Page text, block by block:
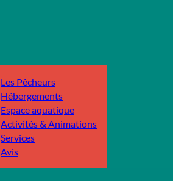
Les Pêcheurs
Hébergements
Espace aquatique
Activités & Animations
Services
Avis